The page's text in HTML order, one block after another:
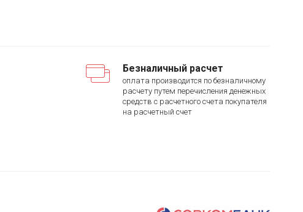
Безналичный расчет
оплата производится по безналичному
расчету путем перечисления денежных
средств с расчетного счета покупателя
на расчетный счет